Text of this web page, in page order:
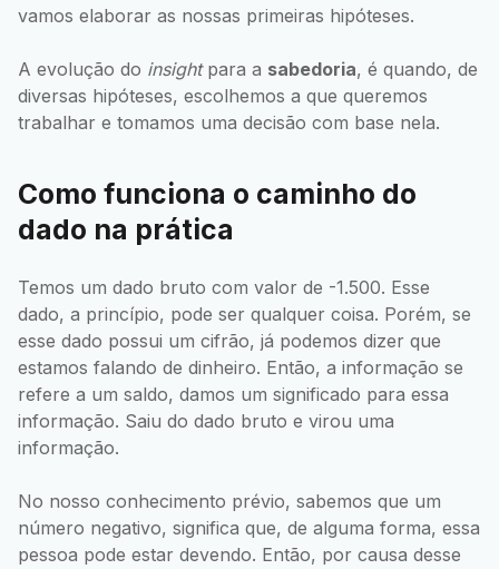
vamos elaborar as nossas primeiras hipóteses.
A evolução do insightpara a sabedoria, é quando, de
diversas hipóteses, escolhemos a que queremos
trabalhar e tomamos uma decisão com base nela.
Como funciona o caminho do
dado na prática
Temos um dado bruto com valor de -1.500. Esse
dado, a princípio, pode ser qualquer coisa. Porém, se
esse dado possui um cifrão, já podemos dizer que
estamos falando de dinheiro. Então, a informação se
refere a um saldo, damos um significado para essa
informação. Saiu do dado bruto e virou uma
informação.
No nosso conhecimento prévio, sabemos que um
número negativo, significa que, de alguma forma, essa
pessoa pode estar devendo. Então, por causa desse